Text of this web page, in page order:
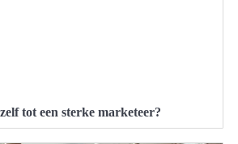
tot een sterke marketeer?